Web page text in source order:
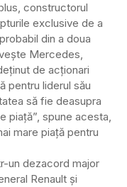
constructorul
exclusive de a
din a doua
Mercedes,
de acționari
pentru liderul său
să fie deasupra
piață”, spune acesta,
mare piață pentru
un dezacord major
Renault și